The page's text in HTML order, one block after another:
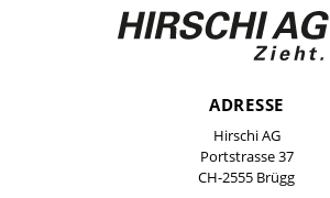
ADRESSE
Hirschi AG
Portstrasse 37
CH-2555 Brügg